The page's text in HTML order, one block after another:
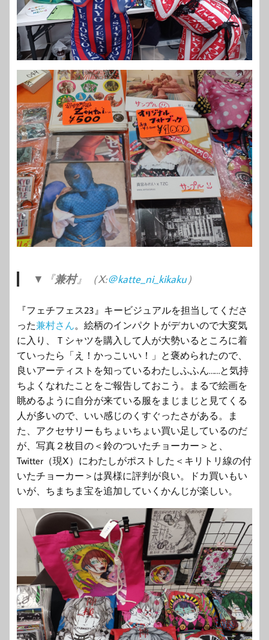
▼『兼村』（X:＠katte_ni_kikaku）
『フェチフェス23』キービジュアルを担当してくださ
った兼村さん。絵柄のインパクトがデカいので大変気
に入り、Ｔシャツを購入して人が大勢いるところに着
ていったら「え！かっこいい！」と褒められたので、
良いアーティストを知っているわたしふふん……と気持
ちよくなれたことをご報告しておこう。まるで絵画を
眺めるように自分が来ている服をまじまじと見てくる
人が多いので、いい感じのくすぐったさがある。ま
た、アクセサリーもちょいちょい買い足しているのだ
が、写真２枚目の＜鈴のついたチョーカー＞と、
Twitter（現X）にわたしがポストした＜キリトリ線の付
いたチョーカー＞は異様に評判が良い。ドカ買いもい
いが、ちまちま宝を追加していくかんじが楽しい。